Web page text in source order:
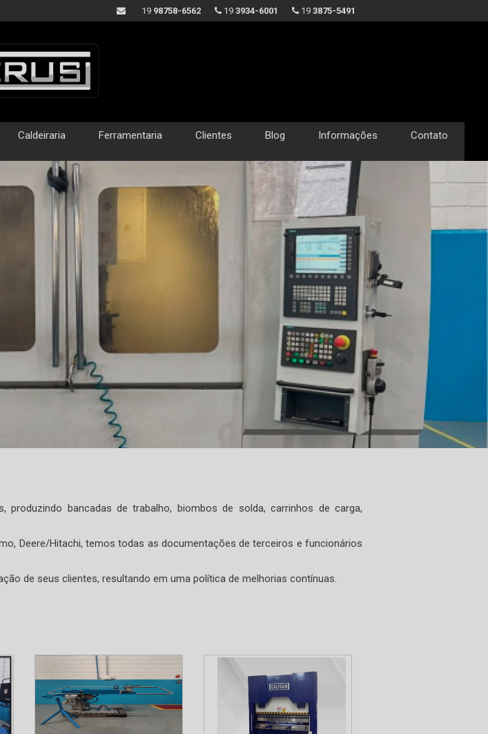
19 3875-5491
19 3934-6001
19 98758-6562
Caldeiraria Ferramentaria Clientes Blog Informações Contato
bancadas de trabalho, biombos de solda, carrinhos de carga,
Deere/Hitachi, temos todas as documentações de terceiros e funcionários
de seus clientes, resultando em uma política de melhorias contínuas.